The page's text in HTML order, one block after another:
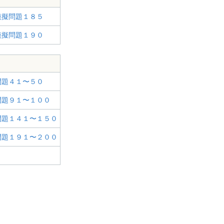
擬問題１８５
擬問題１９０
題４１〜５０
題９１〜１００
題１４１〜１５０
題１９１〜２００